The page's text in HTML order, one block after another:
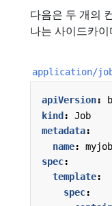
다음은 두 개의
나는 사이드카이
application/
apiVersion:
kind :
Job
metadata:
name:
myjob
spec:
template:
spec: